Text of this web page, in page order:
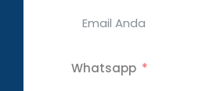
Whatsapp